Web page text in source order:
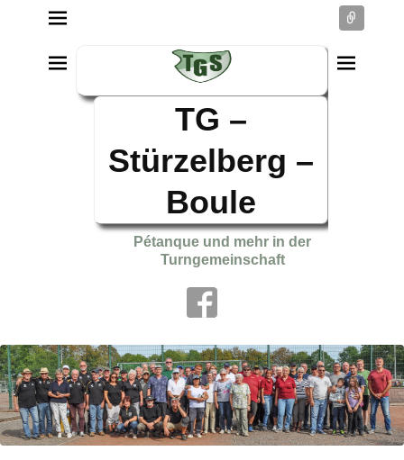
TG –
Stürzelberg –
Boule
Pétanque und mehr in der
Turngemeinschaft